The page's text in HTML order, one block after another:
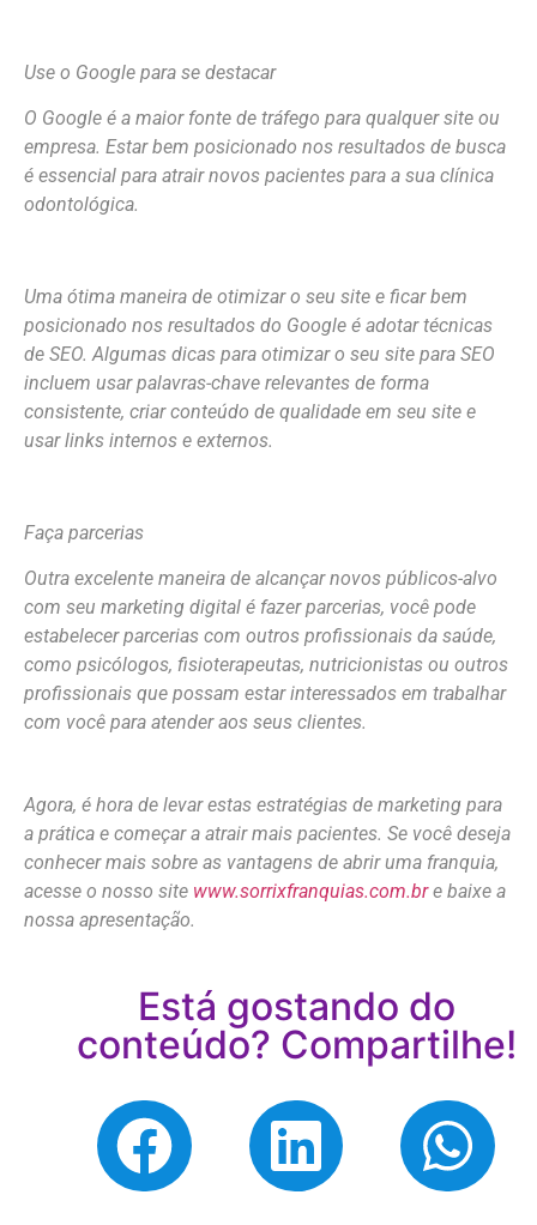
Use o Google para se destacar
O Google é a maior fonte de tráfego para qualquer site ou
empresa. Estar bem posicionado nos resultados de busca
é essencial para atrair novos pacientes para a sua clínica
odontológica.
Uma ótima maneira de otimizar o seu site e ficar bem
posicionado nos resultados do Google é adotar técnicas
de SEO. Algumas dicas para otimizar o seu site para SEO
incluem usar palavras-chave relevantes de forma
consistente, criar conteúdo de qualidade em seu site e
usar links internos e externos.
Faça parcerias
Outra excelente maneira de alcançar novos públicos-alvo
com seu marketing digital é fazer parcerias, você pode
estabelecer parcerias com outros profissionais da saúde,
como psicólogos, fisioterapeutas, nutricionistas ou outros
profissionais que possam estar interessados em trabalhar
com você para atender aos seus clientes.
Agora, é hora de levar estas estratégias de marketing para
a prática e começar a atrair mais pacientes. Se você deseja
conhecer mais sobre as vantagens de abrir uma franquia,
acesse o nosso site www.sorrixfranquias.com.bre baixe a
nossa apresentação.
Está gostando do
conteúdo? Compartilhe!